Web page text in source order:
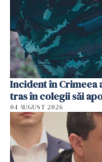
Incident în Crimeea
tras în colegii săi
04 AUGUST 2026